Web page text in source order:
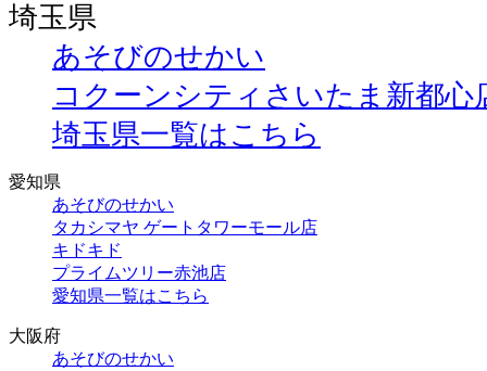
埼玉県
あそびのせかい
コクーンシティさいたま新都心
埼玉県一覧はこちら
愛知県
あそびのせかい
タカシマヤ ゲートタワーモール店
キドキド
プライムツリー赤池店
愛知県一覧はこちら
大阪府
あそびのせかい